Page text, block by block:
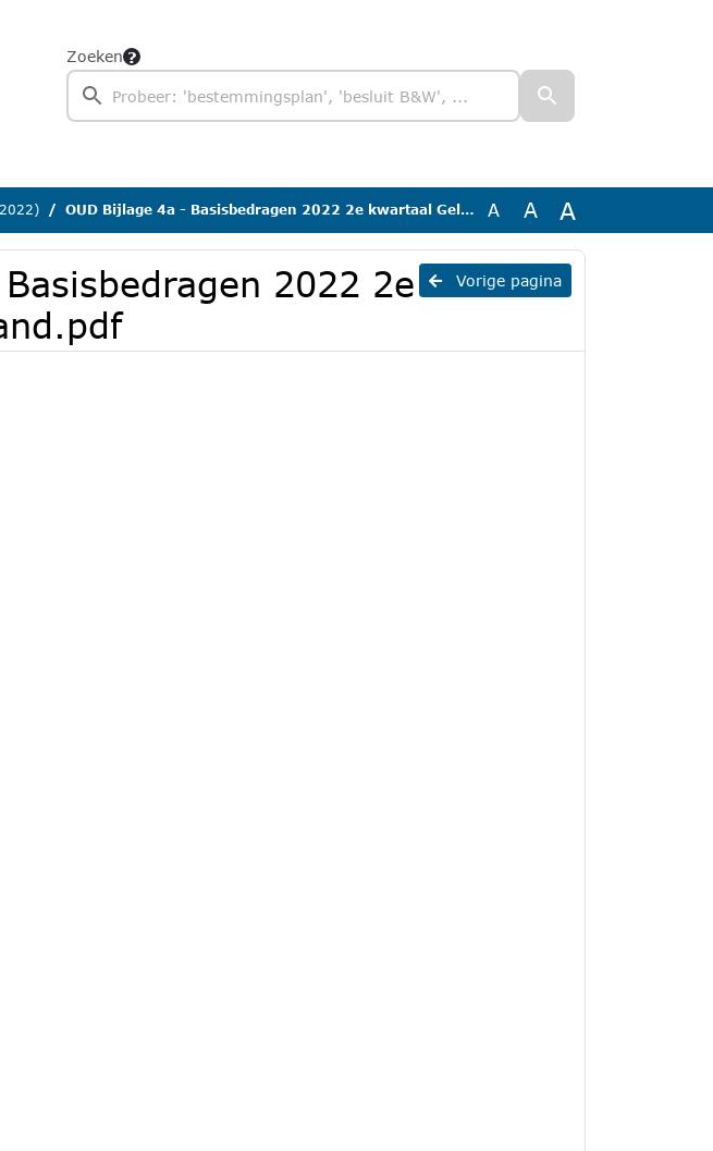
Zoeken
OUD Bijlage 4a - Basisbedragen 2022 2e kwartaal Gelderland.pdf A A A
Vorige pagina
2022 2e